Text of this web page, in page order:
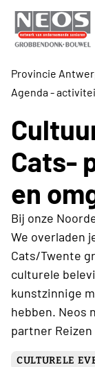
Provincie
Agenda -
Cats-
en
Bij onze
We overladen
Cats/Twente
culturele
kunstzinnige
hebben. Neos
partner
CULTURELE